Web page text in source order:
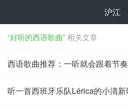
沪江
“好听的西语歌曲”相关文章
西语歌曲推荐：一听就会跟着节